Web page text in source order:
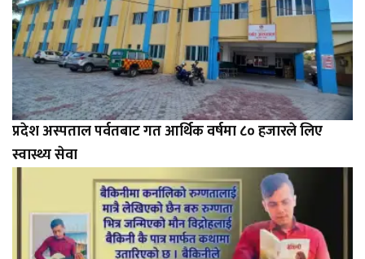
प्रदेश अस्पताल पर्वतबाट गत आर्थिक वर्षमा ८० हजारले लिए
स्वास्थ्य सेवा